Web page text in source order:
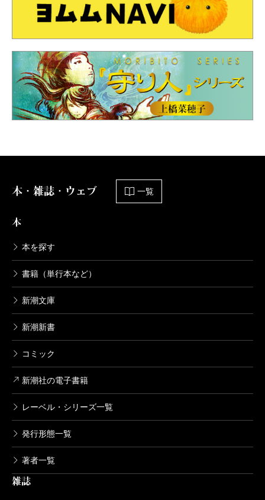
本・雑誌・ウェブ 一覧
本
本を探す
書籍（単行本など）
新潮文庫
新潮新書
コミック
新潮社の電子書籍
レーベル・シリーズ一覧
発行形態一覧
著者一覧
雑誌